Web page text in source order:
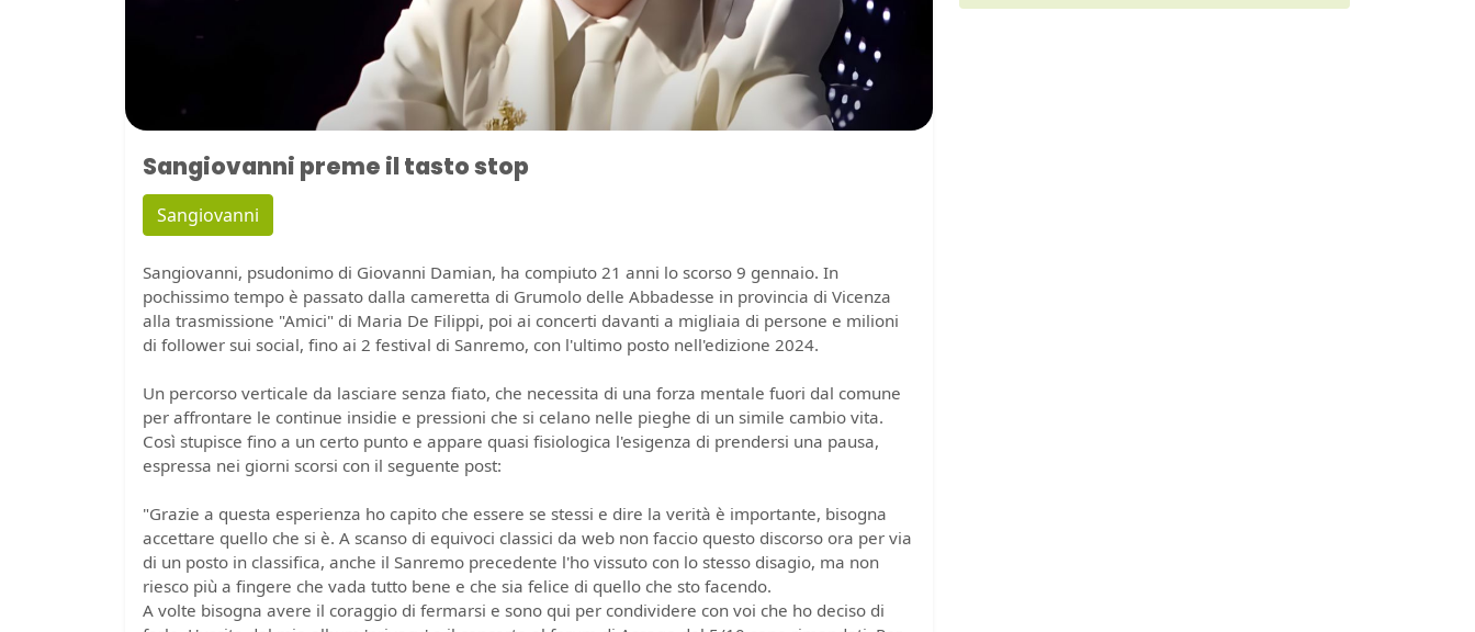
Sangiovanni preme il tasto stop
Sangiovanni
Sangiovanni, psudonimo di Giovanni Damian, ha compiuto 21 anni lo scorso 9 gennaio. In
pochissimo tempo è passato dalla cameretta di Grumolo delle Abbadesse in provincia di Vicenza
alla trasmissione "Amici" di Maria De Filippi, poi ai concerti davanti a migliaia di persone e milioni
di follower sui social, fino ai 2 festival di Sanremo, con l'ultimo posto nell'edizione 2024.
Un percorso verticale da lasciare senza fiato, che necessita di una forza mentale fuori dal comune
per affrontare le continue insidie e pressioni che si celano nelle pieghe di un simile cambio vita.
Così stupisce fino a un certo punto e appare quasi fisiologica l'esigenza di prendersi una pausa,
espressa nei giorni scorsi con il seguente post:
"Grazie a questa esperienza ho capito che essere se stessi e dire la verità è importante, bisogna
accettare quello che si è. A scanso di equivoci classici da web non faccio questo discorso ora per via
di un posto in classifica, anche il Sanremo precedente l'ho vissuto con lo stesso disagio, ma non
riesco più a fingere che vada tutto bene e che sia felice di quello che sto facendo.
A volte bisogna avere il coraggio di fermarsi e sono qui per condividere con voi che ho deciso di